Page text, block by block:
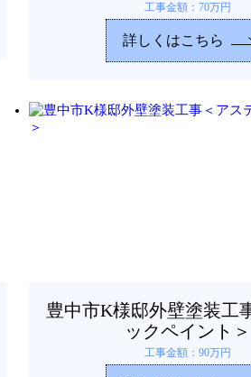
工事金額：70万円
詳しくはこちら
豊中市K様邸外壁塗装工
ックペイント＞
工事金額：90万円